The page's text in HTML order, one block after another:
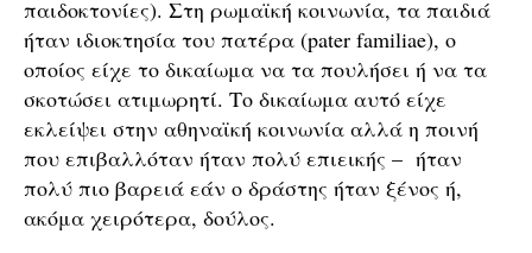
παιδοκτονίες). Στη ρωμαϊκή κοινωνία, τα παιδιά
ήταν ιδιοκτησία του πατέρα (pater familiae), ο
οποίος είχε το δικαίωμα να τα πουλήσει ή να τα
σκοτώσει ατιμωρητί. Το δικαίωμα αυτό είχε
εκλείψει στην αθηναϊκή κοινωνία αλλά η ποινή
που επιβαλλόταν ήταν πολύ επιεικής – ήταν
πολύ πιο βαρειά εάν ο δράστης ήταν ξένος ή,
ακόμα χειρότερα, δούλος.